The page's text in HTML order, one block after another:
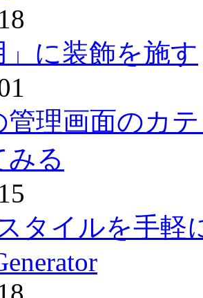
」に装飾を施す
管理画面のカ
みる
タイルを手軽